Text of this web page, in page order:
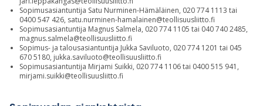
Sopimusasiantuntija Satu Nurminen-Hämäläinen, 020 774 1113 tai
0400 547 426, satu.nurminen-hamalainen@teollisuusliitto.fi
Sopimusasiantuntija Magnus Salmela, 020 774 1105 tai 040 740 2485,
magnus.salmela@teollisuusliitto.fi
Sopimus- ja talousasiantuntija Jukka Saviluoto, 020 774 1201 tai 045
670 5180, jukka.saviluoto@teollisuusliitto.fi
Sopimusasiantuntija Mirjami Suikki, 020 774 1106 tai 0400 515 941,
mirjami.suikki@teollisuusliitto.fi